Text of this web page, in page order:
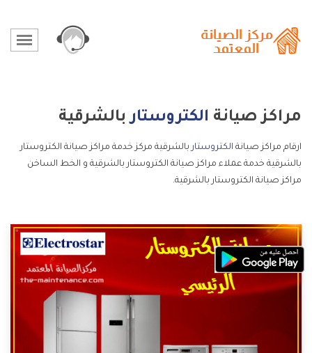
مراكز صيانة الكتروستاربالشرقية
ارقام مراكز صيانة الكتروستار بالشرقية مركز خدمة مراكز صيانة الكتروستار
بالشرقية خدمة عملاء مراكز صيانة الكتروستار بالشرقية و الخط الساخن
مراكز صيانة الكتروستار بالشرقية.